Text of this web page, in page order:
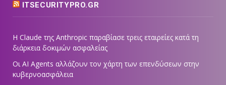
ITSECURITYPRO.GR
Η Claude της Anthropic παραβίασε τρεις εταιρείες κατά τη
διάρκεια δοκιμών ασφαλείας
Οι AI Agents αλλάζουν τον χάρτη των επενδύσεων στην
κυβερνοασφάλεια